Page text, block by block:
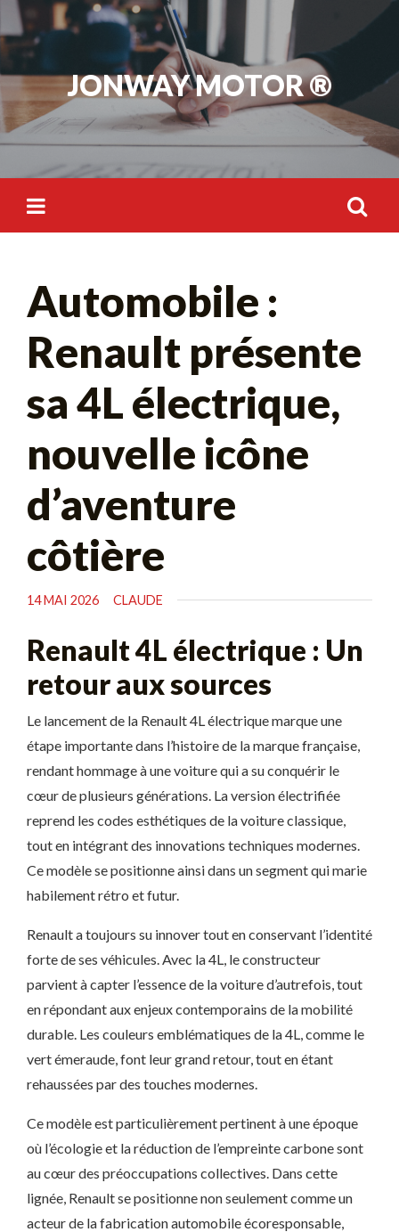
Skip
to
content
JONWAY MOTOR ®
Automobile :
Renault présente
sa 4L électrique,
nouvelle icône
d’aventure
côtière
14 MAI 2026 CLAUDE
Renault 4L électrique : Un
retour aux sources
Le lancement de la Renault 4L électrique marque une
étape importante dans l’histoire de la marque française,
rendant hommage à une voiture qui a su conquérir le
cœur de plusieurs générations. La version électrifiée
reprend les codes esthétiques de la voiture classique,
tout en intégrant des innovations techniques modernes.
Ce modèle se positionne ainsi dans un segment qui marie
habilement rétro et futur.
Renault a toujours su innover tout en conservant l’identité
forte de ses véhicules. Avec la 4L, le constructeur
parvient à capter l’essence de la voiture d’autrefois, tout
en répondant aux enjeux contemporains de la mobilité
durable. Les couleurs emblématiques de la 4L, comme le
vert émeraude, font leur grand retour, tout en étant
rehaussées par des touches modernes.
Ce modèle est particulièrement pertinent à une époque
où l’écologie et la réduction de l’empreinte carbone sont
au cœur des préoccupations collectives. Dans cette
lignée, Renault se positionne non seulement comme un
acteur de la fabrication automobile écoresponsable,